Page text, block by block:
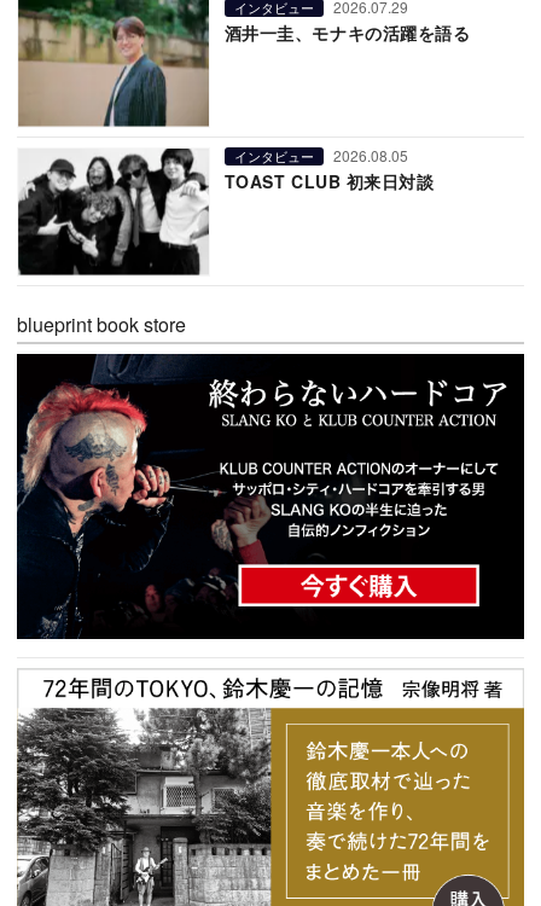
インタビュー 2026.07.29
酒井一圭、モナキの活躍を語る
インタビュー 2026.08.05
TOAST CLUB 初来日対談
blueprint book store